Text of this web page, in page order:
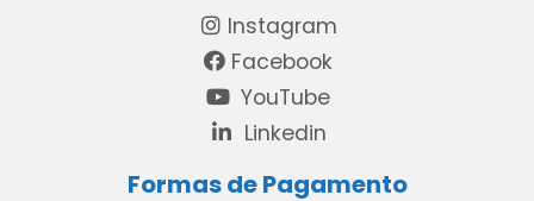
Instagram
Facebook
YouTube
Linkedin
Formas de Pagamento